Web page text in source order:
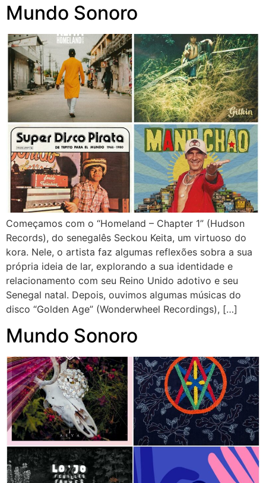
Mundo Sonoro
Começamos com o “Homeland – Chapter 1” (Hudson
Records), do senegalês Seckou Keita, um virtuoso do
kora. Nele, o artista faz algumas reflexões sobra a sua
própria ideia de lar, explorando a sua identidade e
relacionamento com seu Reino Unido adotivo e seu
Senegal natal. Depois, ouvimos algumas músicas do
disco “Golden Age” (Wonderwheel Recordings), […]
Mundo Sonoro